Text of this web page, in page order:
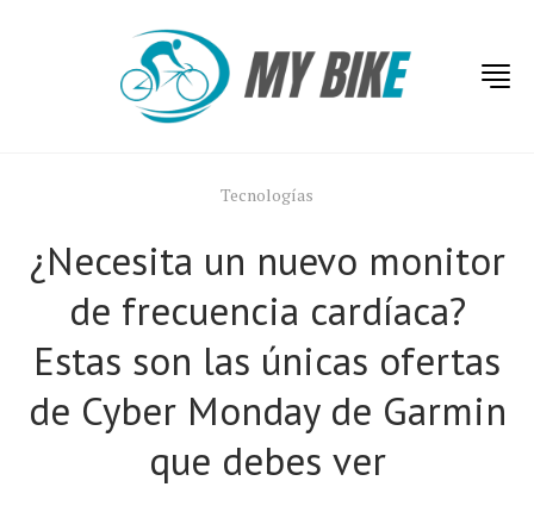
Tecnologías
¿Necesita un nuevo monitor
de frecuencia cardíaca?
Estas son las únicas ofertas
de Cyber ​​Monday de Garmin
que debes ver